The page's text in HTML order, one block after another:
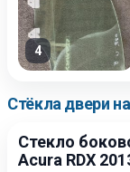
4
Стёкла двери
Стекло
Acura RDX